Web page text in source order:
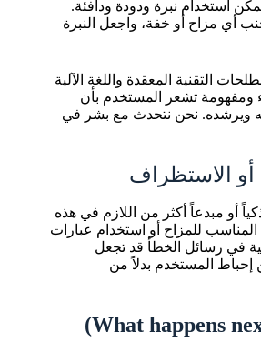
استخدام نبرة ودودة ودافئة.
أي مزاح أو خفة، واجعل النبرة
التقنية المعقدة واللغة الآلية
ومفهومة تشعر المستخدم بأن
ويرشده. نحن نتحدث مع بشر في
الاستظراف
أو مبدعاً أكثر من اللازم في هذه
للمزاح أو استخدام عبارات
في رسائل الخطأ قد تجعل
إحباط المستخدم بدلاً من